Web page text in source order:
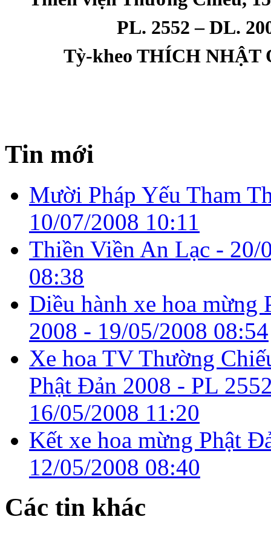
PL. 2552 – DL.
Tỳ-kheo THÍCH NHẬT
Tin mới
Mười Pháp Yếu Tham
10/07/2008 10:11
Thiền Viền An Lạc - 20/
08:38
Diều hành xe hoa mừng
2008 - 19/05/2008 08:54
Xe hoa TV Thường
Phật Đản 2008 - PL
16/05/2008 11:20
Kết xe hoa mừng Phật
12/05/2008 08:40
Các tin khác